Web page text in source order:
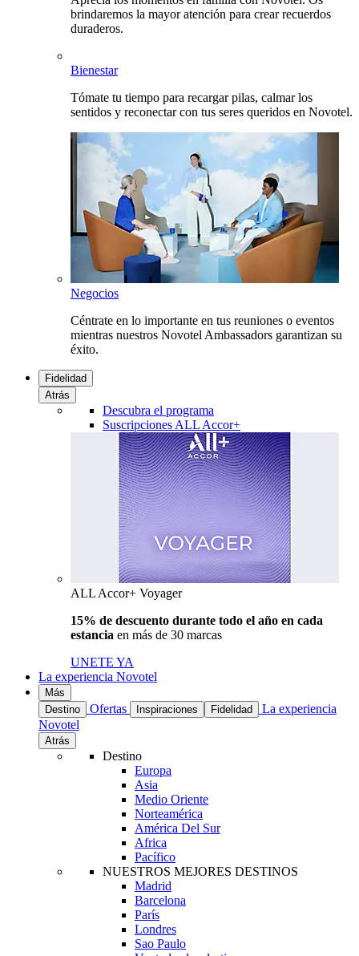
brindaremos la mayor atención para crear recuerdos
duraderos.
Bienestar
Tómate tu tiempo para recargar pilas, calmar los
sentidos y reconectar con tus seres queridos en Novotel.
Negocios
Céntrate en lo importante en tus reuniones o eventos
mientras nuestros Novotel Ambassadors garantizan su
éxito.
Fidelidad
Atrás
Descubra el programa
Suscripciones ALL Accor+
ALL Accor+ Voyager
15% de descuento durante todo el año en cada
estancia en más de 30 marcas
UNETE YA
La experiencia Novotel
Más
Destino
Ofertas Inspiraciones Fidelidad
La experiencia
Novotel
Atrás
Destino
Europa
Asia
Medio Oriente
Norteamérica
América Del Sur
Africa
Pacífico
NUESTROS MEJORES DESTINOS
Madrid
Barcelona
París
Londres
Sao Paulo